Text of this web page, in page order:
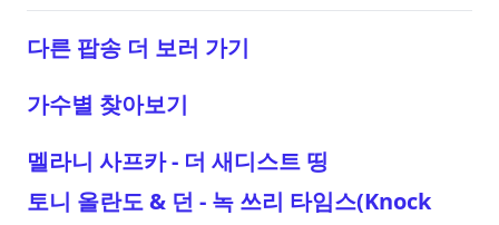
다른 팝송 더 보러 가기
가수별 찾아보기
멜라니 사프카 - 더 새디스트 띵
토니 올란도 & 던 - 녹 쓰리 타임스(Knock